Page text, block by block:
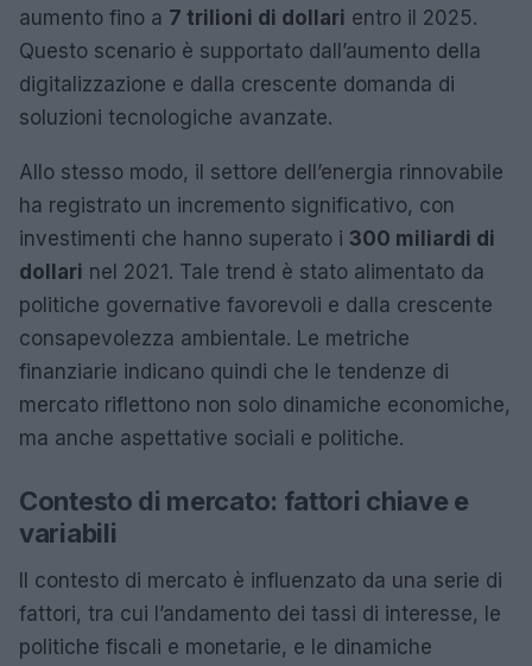
aumento fino a 7 trilioni di dollari entro il 2025.
Questo scenario è supportato dall’aumento della
digitalizzazione e dalla crescente domanda di
soluzioni tecnologiche avanzate.
Allo stesso modo, il settore dell’energia rinnovabile
ha registrato un incremento significativo, con
investimenti che hanno superato i 300 miliardi di
dollari nel 2021. Tale trend è stato alimentato da
politiche governative favorevoli e dalla crescente
consapevolezza ambientale. Le metriche
finanziarie indicano quindi che le tendenze di
mercato riflettono non solo dinamiche economiche,
ma anche aspettative sociali e politiche.
Contesto di mercato: fattori chiave e
variabili
Il contesto di mercato è influenzato da una serie di
fattori, tra cui l’andamento dei tassi di interesse, le
politiche fiscali e monetarie, e le dinamiche